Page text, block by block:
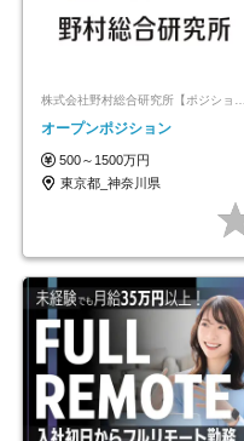
オープンポジション
500～1500万円
東京都_神奈川県